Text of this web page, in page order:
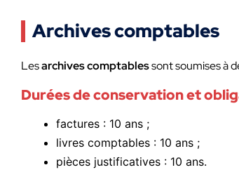
Archives comptables
Lesarchives comptablessont soumises à
Durées de conservation et
factures : 10 ans ;
livres comptables : 10 ans ;
pièces justificatives : 10 ans.